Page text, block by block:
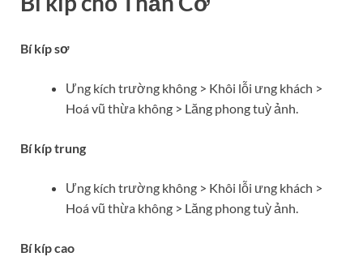
Bí kíp sơ
Ưng kích trường không > Khôi lỗi ưng khách >
Hoá vũ thừa không > Lăng phong tuỳ ảnh.
Bí kíp trung
Ưng kích trường không > Khôi lỗi ưng khách >
Hoá vũ thừa không > Lăng phong tuỳ ảnh.
Bí kíp cao